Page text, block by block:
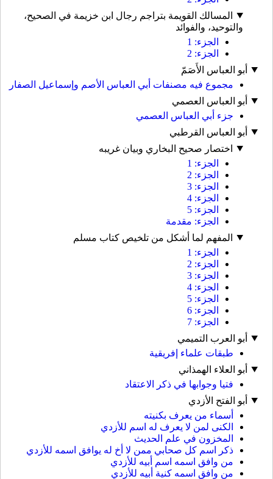
المسالك القويمة بتراجم رجال ابن خزيمة في الصحيح،
والتوحيد، والفوائد
الجزء: 1
الجزء: 2
أبو العباس الأَصَمّ
مجموع فيه مصنفات أبي العباس الأصم وإسماعيل الصفار
أبو العباس العصمي
جزء أبي العباس العصمي
أبو العباس القرطبي
اختصار صحيح البخاري وبيان غريبه
الجزء: 1
الجزء: 2
الجزء: 3
الجزء: 4
الجزء: 5
الجزء: مقدمة
المفهم لما أشكل من تلخيص كتاب مسلم
الجزء: 1
الجزء: 2
الجزء: 3
الجزء: 4
الجزء: 5
الجزء: 6
الجزء: 7
أبو العرب التميمي
طبقات علماء إفريقية
أبو العلاء الهمذاني
فتيا وجوابها في ذكر الاعتقاد
أبو الفتح الأزدي
أسماء من يعرف بكنيته
الكنى لمن لا يعرف له اسم للأزدي
المخزون في علم الحديث
ذكر اسم كل صحابي ممن لا أخ له يوافق اسمه للأزدي
من وافق اسمه اسم أبيه للأزدي
من وافق اسمه كنية أبيه للأزدي